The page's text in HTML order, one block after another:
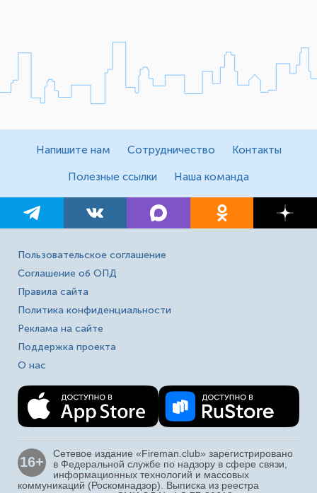
Напишите нам Сотрудничество Контакты
Полезные ссылки Наша команда
Пользовательское соглашение
Соглашение об ОПД
Правила сайта
Политика конфиденциальности
Реклама на сайте
Поддержка проекта
О нас
16+
Сетевое издание «Fireman.club» зарегистрировано
в Федеральной службе по надзору в сфере связи,
информационных технологий и массовых
коммуникаций (Роскомнадзор). Выписка из реестра